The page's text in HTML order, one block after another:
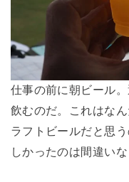
仕事の前に朝ビール
飲むのだ。これはな
ラフトビールだと思
しかったのは間違いな